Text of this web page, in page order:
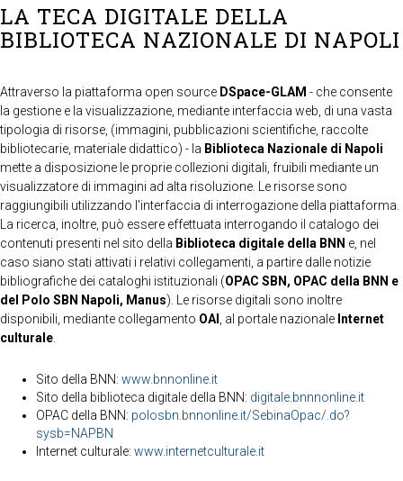
LA TECA DIGITALE DELLA
BIBLIOTECA NAZIONALE DI NAPOLI
Attraverso la piattaforma open source DSpace-GLAM - che consente
la gestione e la visualizzazione, mediante interfaccia web, di una vasta
tipologia di risorse, (immagini, pubblicazioni scientifiche, raccolte
bibliotecarie, materiale didattico) - la Biblioteca Nazionale di Napoli
mette a disposizione le proprie collezioni digitali, fruibili mediante un
visualizzatore di immagini ad alta risoluzione. Le risorse sono
raggiungibili utilizzando l'interfaccia di interrogazione della piattaforma.
La ricerca, inoltre, può essere effettuata interrogando il catalogo dei
contenuti presenti nel sito della Biblioteca digitale della BNN e, nel
caso siano stati attivati i relativi collegamenti, a partire dalle notizie
bibliografiche dei cataloghi istituzionali (OPAC SBN, OPAC della BNN e
del Polo SBN Napoli, Manus). Le risorse digitali sono inoltre
disponibili, mediante collegamento OAI , al portale nazionale Internet
culturale
Sito della BNN: www.bnnonline.it
Sito della biblioteca digitale della BNN: digitale.bnnnonline.it
OPAC della BNN: polosbn.bnnonline.it/SebinaOpac/.do?
sysb=NAPBN
Internet culturale: www.internetculturale.it